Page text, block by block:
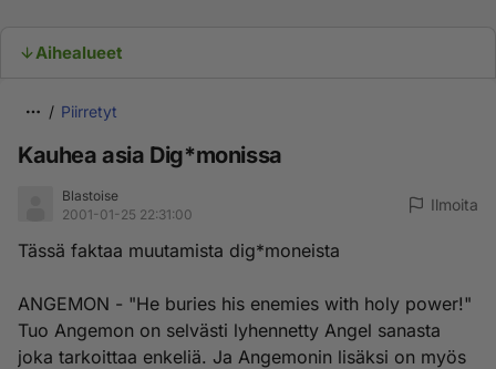
Aihealueet
Piirretyt
Kauhea asia Dig*monissa
Blastoise
2001-01-25 22:31:00
Ilmoita
Tässä faktaa muutamista dig*moneista
ANGEMON - "He buries his enemies with holy power!"
Tuo Angemon on selvästi lyhennetty Angel sanasta
joka tarkoittaa enkeliä. Ja Angemonin lisäksi on myös